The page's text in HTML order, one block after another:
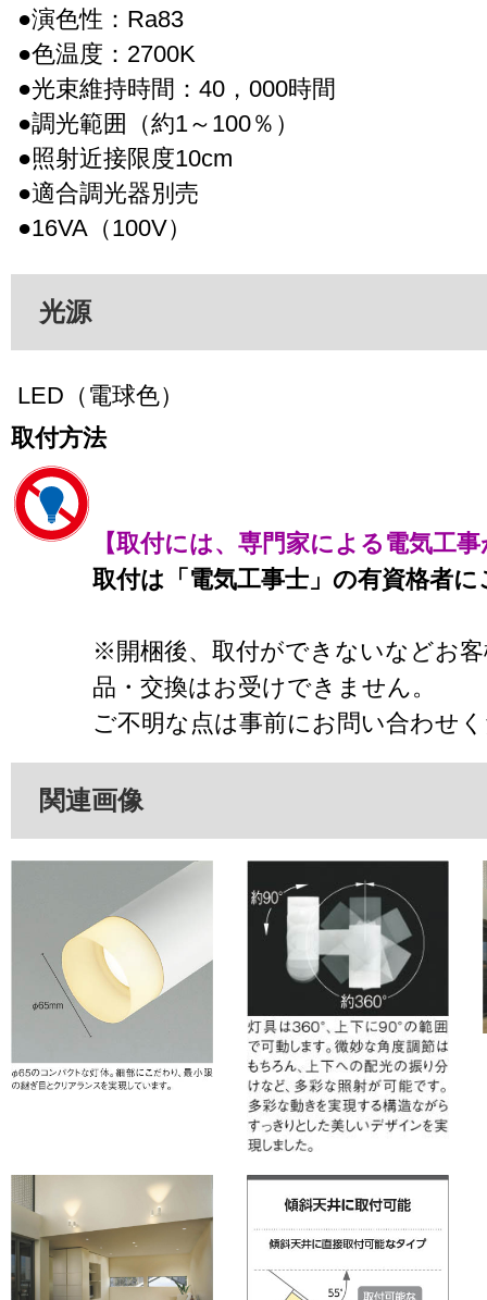
●演色性：Ra83
●色温度：2700K
●光束維持時間：40，000時間
●調光範囲（約1～100％）
●照射近接限度10cm
●適合調光器別売
●16VA（100V）
光源
LED（電球色）
取付方法
【取付には、専門家による電気工
取付は「電気工事士」の有資格者
※開梱後、取付ができないなどお
品・交換はお受けできません。
ご不明な点は事前にお問い合わせ
関連画像